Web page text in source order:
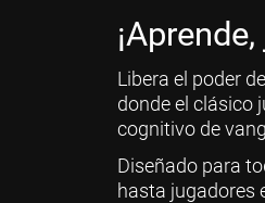
Libera el poder
donde el clásico
cognitivo de
Diseñado para
hasta jugadores